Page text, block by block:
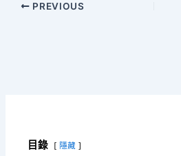
PREVIOUS
目錄 隱藏